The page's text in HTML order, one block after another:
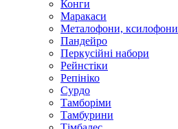
Конги
Маракаси
Металофони, ксилофони
Пандейро
Перкусійні набори
Рейнстіки
Репініко
Сурдо
Тамборіми
Тамбурини